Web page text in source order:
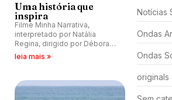
Uma história que
inspira
Filme Minha Narrativa,
interpretado por Natália
Regina, dirigido por Débora
Carvalho e produzido por
leia mais »
Notícias
Ondas
Ondas
originals